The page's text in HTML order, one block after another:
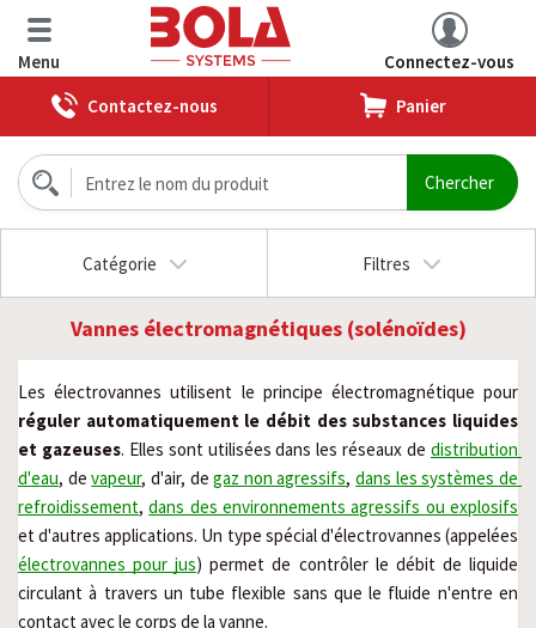
Menu
Connectez-vous
Contactez-nous
Panier
Catégorie Filtres
Vannes électromagnétiques (solénoïdes)
réguler automatiquement le débit des substances liquides
et gazeuses. Elles sont utilisées dans les réseaux de distribution
d'eau, de vapeur, d'air, de gaz non agressifs, dans les systèmes de
refroidissement, dans des environnements agressifs ou explosifs
électrovannes pour jus) permet de contrôler le débit de liquide
circulant à travers un tube flexible sans que le fluide n'entre en
contact avec le corps de la vanne.